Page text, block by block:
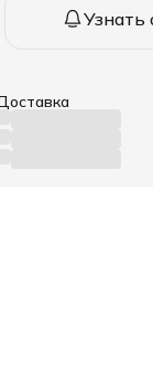
Узнать